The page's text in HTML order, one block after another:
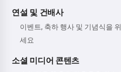
연설 및 건배사
이벤트, 축하 행사 및 기념식을
세요
소셜 미디어 콘텐츠